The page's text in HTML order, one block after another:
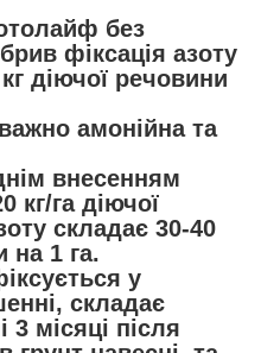
без
фіксація азоту
діючої речовини
амонійна та
внесенням
кг/га діючої
складає 30-40
на 1 га.
у
складає
місяці після